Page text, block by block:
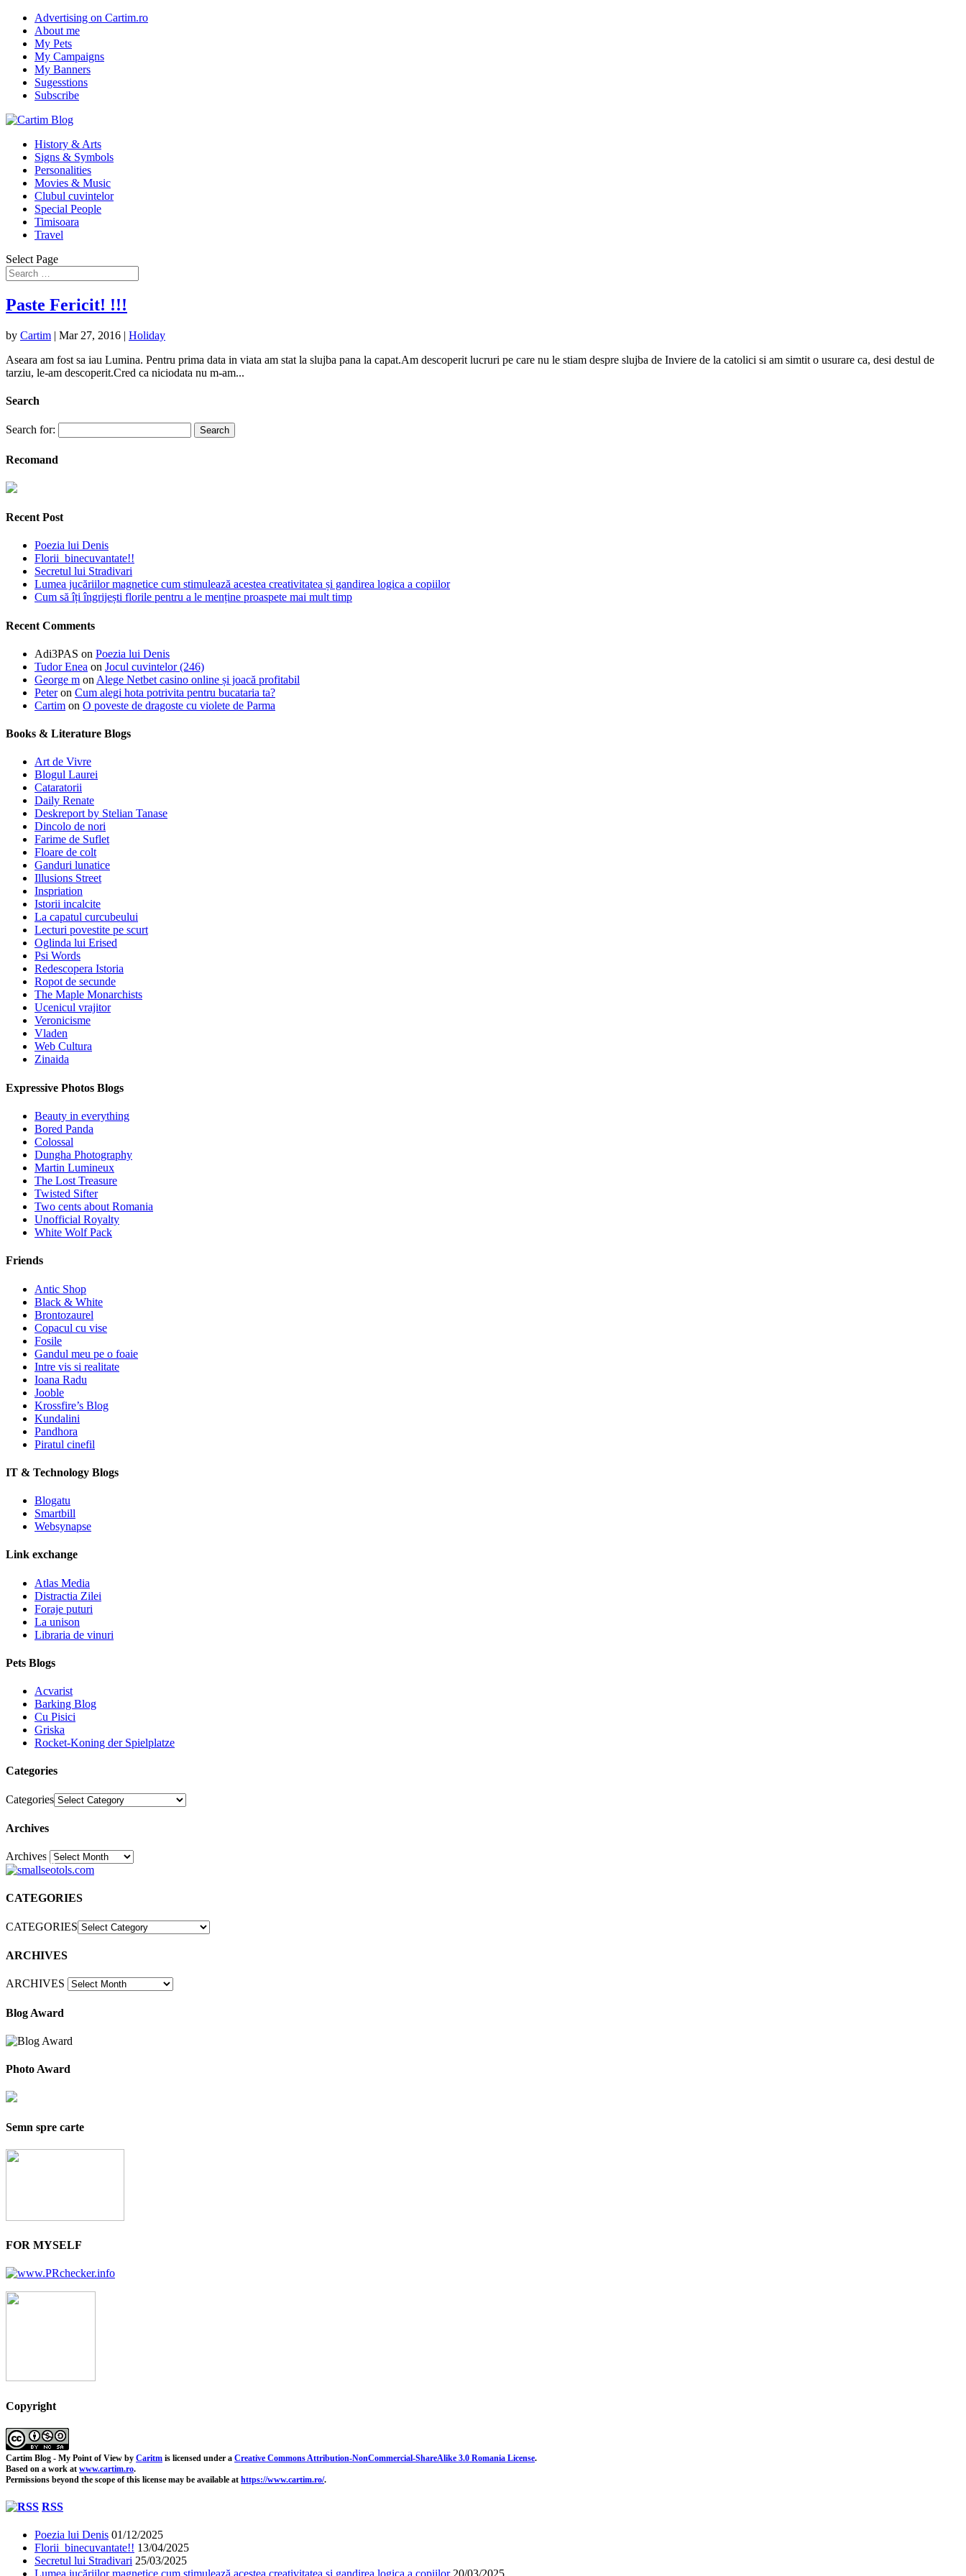
Advertising on Cartim.ro
About me
My Pets
My Campaigns
My Banners
Sugesstions
Subscribe
History & Arts
Signs & Symbols
Personalities
Movies & Music
Clubul cuvintelor
Special People
Timisoara
Travel
Select Page
Paste Fericit! !!!
by Cartim | Mar 27, 2016 | Holiday
Aseara am fost sa iau Lumina. Pentru prima data in viata am stat la slujba pana la capat.Am descoperit lucruri pe care nu le stiam despre slujba de Inviere de la catolici si am simtit o usurare ca, desi destul de
tarziu, le-am descoperit.Cred ca niciodata nu m-am...
Search
Search for:
Recomand
Recent Post
Poezia lui Denis
Florii binecuvantate!!
Secretul lui Stradivari
Lumea jucăriilor magnetice cum stimulează acestea creativitatea și gandirea logica a copiilor
Cum să îți îngrijești florile pentru a le menține proaspete mai mult timp
Recent Comments
Adi3PAS on Poezia lui Denis
Tudor Enea on Jocul cuvintelor (246)
George m on Alege Netbet casino online și joacă profitabil
Peteron Cum alegi hota potrivita pentru bucataria ta?
Cartim on O poveste de dragoste cu violete de Parma
Books & Literature Blogs
Art de Vivre
Blogul Laurei
Cataratorii
Daily Renate
Deskreport by Stelian Tanase
Dincolo de nori
Farime de Suflet
Floare de colt
Ganduri lunatice
Illusions Street
Inspriation
Istorii incalcite
La capatul curcubeului
Lecturi povestite pe scurt
Oglinda lui Erised
Psi Words
Redescopera Istoria
Ropot de secunde
The Maple Monarchists
Ucenicul vrajitor
Veronicisme
Vladen
Web Cultura
Zinaida
Expressive Photos Blogs
Beauty in everything
Bored Panda
Colossal
Dungha Photography
Martin Lumineux
The Lost Treasure
Twisted Sifter
Two cents about Romania
Unofficial Royalty
White Wolf Pack
Friends
Antic Shop
Black & White
Brontozaurel
Copacul cu vise
Fosile
Gandul meu pe o foaie
Intre vis si realitate
Ioana Radu
Jooble
Krossfire’s Blog
Kundalini
Pandhora
Piratul cinefil
IT & Technology Blogs
Blogatu
Smartbill
Websynapse
Link exchange
Atlas Media
Distractia Zilei
Foraje puturi
La unison
Libraria de vinuri
Pets Blogs
Acvarist
Barking Blog
Cu Pisici
Griska
Rocket-Koning der Spielplatze
Categories
Categories
Archives
Archives30
CATEGORIES
CATEGORIES
ARCHIVES
ARCHIVES
Blog Award
Photo Award
Semn spre carte
FOR MYSELF
Copyright
Cartim Blog - My Point of View by Caritm is licensed under a Creative Commons Attribution-NonCommercial-ShareAlike 3.0 Romania License.
Based on a work at www.cartim.ro.
Permissions beyond the scope of this license may be available at https://www.cartim.ro/.
RSS
Poezia lui Denis 01/12/2025
Florii binecuvantate!! 13/04/2025
Secretul lui Stradivari 25/03/2025